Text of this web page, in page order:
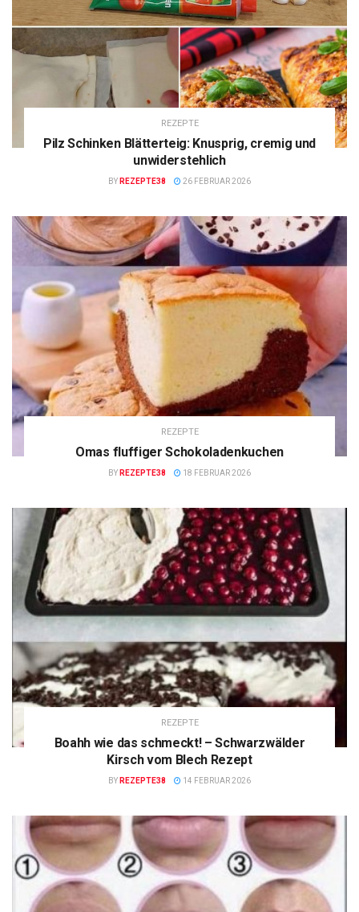
REZEPTE
Pilz Schinken Blätterteig: Knusprig, cremig und
unwiderstehlich
BY REZEPTE38 26 FEBRUAR 2026
REZEPTE
Omas fluffiger Schokoladenkuchen
BY REZEPTE38 18 FEBRUAR 2026
REZEPTE
Boahh wie das schmeckt! – Schwarzwälder
Kirsch vom Blech Rezept
BY REZEPTE38 14 FEBRUAR 2026